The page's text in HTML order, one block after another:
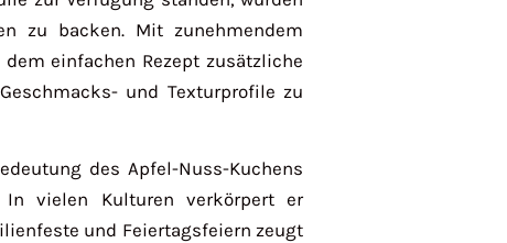
zu backen. Mit zunehmendem
einfachen Rezept zusätzliche
und Texturprofile zu
des Apfel-Nuss-Kuchens
vielen Kulturen verkörpert er
und Feiertagsfeiern zeugt